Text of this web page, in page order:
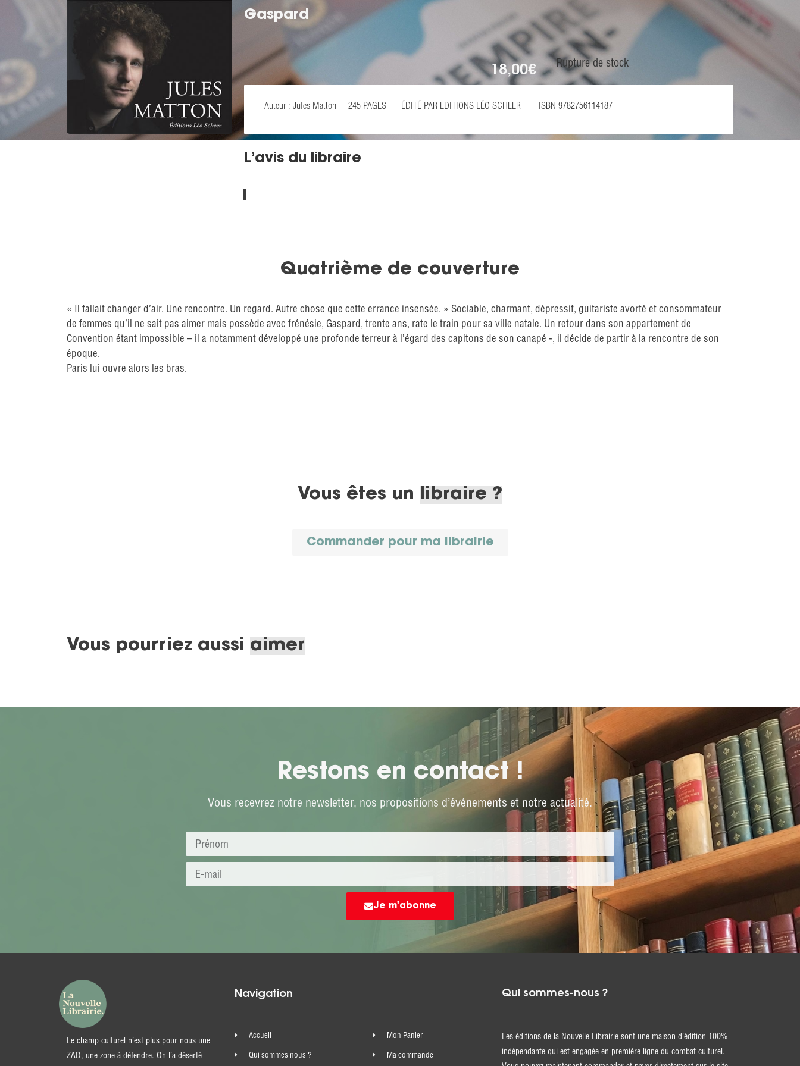
Gaspard
18,00€ Rupture de stock
Auteur : Jules Matton 245 PAGES ÉDITÉ PAR EDITIONS LÉO SCHEER ISBN 9782756114187
L’avis du libraire
Quatrième de couverture
« Il fallait changer d’air. Une rencontre. Un regard. Autre chose que cette errance insensée. » Sociable, charmant, dépressif, guitariste avorté et consommateur
de femmes qu’il ne sait pas aimer mais possède avec frénésie, Gaspard, trente ans, rate le train pour sa ville natale. Un retour dans son appartement de
Convention étant impossible – il a notamment développé une profonde terreur à l’égard des capitons de son canapé -, il décide de partir à la rencontre de son
époque.
Paris lui ouvre alors les bras.
Vous êtes un libraire ?
Commander pour ma librairie
Vous pourriez aussi aimer
Restons en contact !
Vous recevrez notre newsletter, nos propositions d’événements et notre actualité.
Je m'abonne
Le champ culturel n’est plus pour nous une
ZAD, une zone à défendre. On l’a déserté
Navigation
Accueil
Qui sommes nous ?
Mon Panier
Ma commande
Qui sommes-nous ?
Les éditions de la Nouvelle Librairie sont une maison d’édition 100%
indépendante qui est engagée en première ligne du combat culturel.